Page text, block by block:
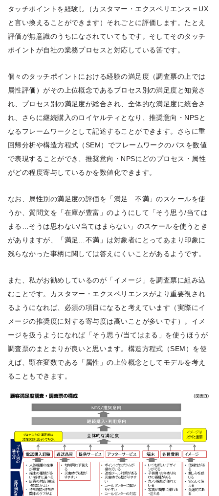
タッチポイントを経験し（カスタマー・エクスペリエンス＝UX
と言い換えることができます）それごとに評価します。たとえ
評価が無意識のうちになされていてもです。そしてそのタッチ
ポイントが自社の業務プロセスと対応している筈です。
個々のタッチポイントにおける経験の満足度（調査票の上では
属性評価）がその上位概念であるプロセス別の満足度と知覚さ
れ、プロセス別の満足度が総合され、全体的な満足度に統合さ
れ、さらに継続購入のロイヤルティとなり、推奨意向・NPSと
なるフレームワークとして記述することができます。さらに重
回帰分析や構造方程式（SEM）でフレームワークのパスを数値
で表現することができ、推奨意向・NPSにどのプロセス・属性
がどの程度寄与しているかを数値化できます。
なお、属性別の満足度の評価を「満足…不満」のスケールを使
うか、質問文を「在庫が豊富」のようにして「そう思う/当ては
まる…そうは思わない/当てはまらない」のスケールを使うとき
がありますが、「満足…不満」は対象者にとってあまり印象に
残らなかった事柄に関しては答えにくいことがあるようです。
また、私がお勧めしているのが「イメージ」を調査票に組み込
むことです。カスタマー・エクスペリエンスがより重要視され
るようになれば、必須の項目になると考えています（実際にイ
メージの推奨度に対する寄与度は高いことが多いです）。イメ
ージを扱うようになれば「そう思う/当てはまる」を使うほうが
調査票のまとまりが良いと思います。構造方程式（SEM）を使
えば、顕在変数である「属性」の上位概念としてモデルを考え
ることもできます。